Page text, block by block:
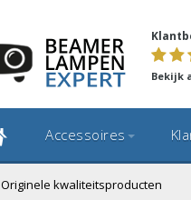
Bekijk
Accessoires
Originele kwaliteitsproducten